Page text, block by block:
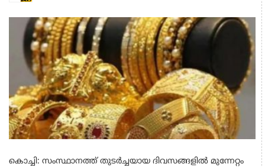
കൊച്ചി: സംസ്ഥാനത്ത് തുടര്‍ച്ചയായ ദിവസങ്ങളില്‍ മുന്നേറ്റം